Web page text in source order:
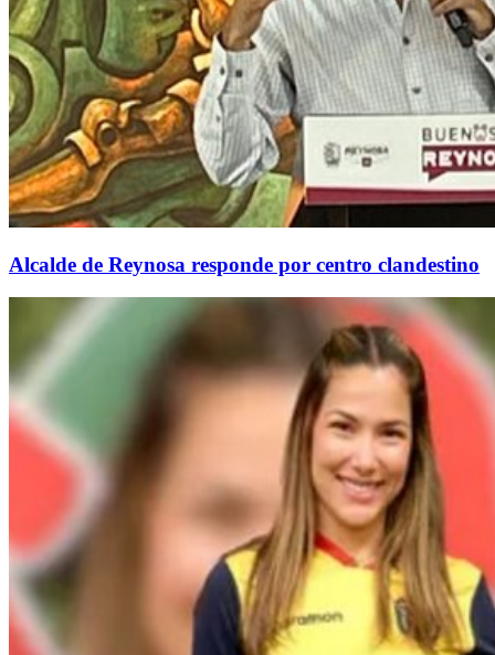
Alcalde de Reynosa responde por centro clandestino